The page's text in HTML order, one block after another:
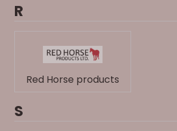
R
Red Horse products
S